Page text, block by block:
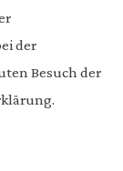
der
Besuch der